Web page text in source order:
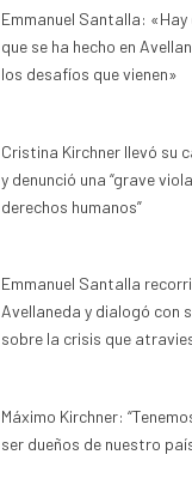
Emmanuel Santalla: «Hay
que se ha hecho en
los desafíos que vienen»
Cristina Kirchner llevó su
y denunció una “grave
derechos humanos”
Emmanuel Santalla
Avellaneda y dialogó con
sobre la crisis que
Máximo Kirchner:
ser dueños de nuestro